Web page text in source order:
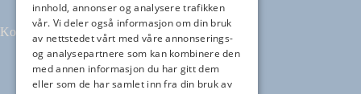
Kontakt
Tilbakemeldinger
kontakt@heikampen.no
innhold, annonser og analysere trafikken
vår. Vi deler også informasjon om din bruk
av nettstedet vårt med våre annonserings-
og analysepartnere som kan kombinere den
med annen informasjon du har gitt dem
eller som de har samlet inn fra din bruk av